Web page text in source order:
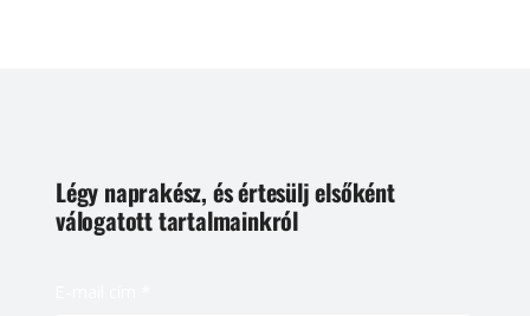
Légy naprakész, és értesülj elsőként
válogatott tartalmainkról